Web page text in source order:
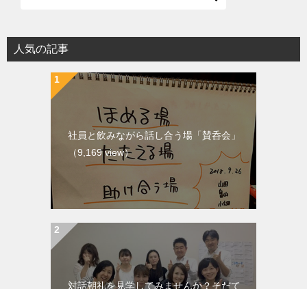
シ人気の記事
社員と飲みながら話し合う場「賛呑会」
（9,169 view）
対話朝礼を見学してみませんか？そだて